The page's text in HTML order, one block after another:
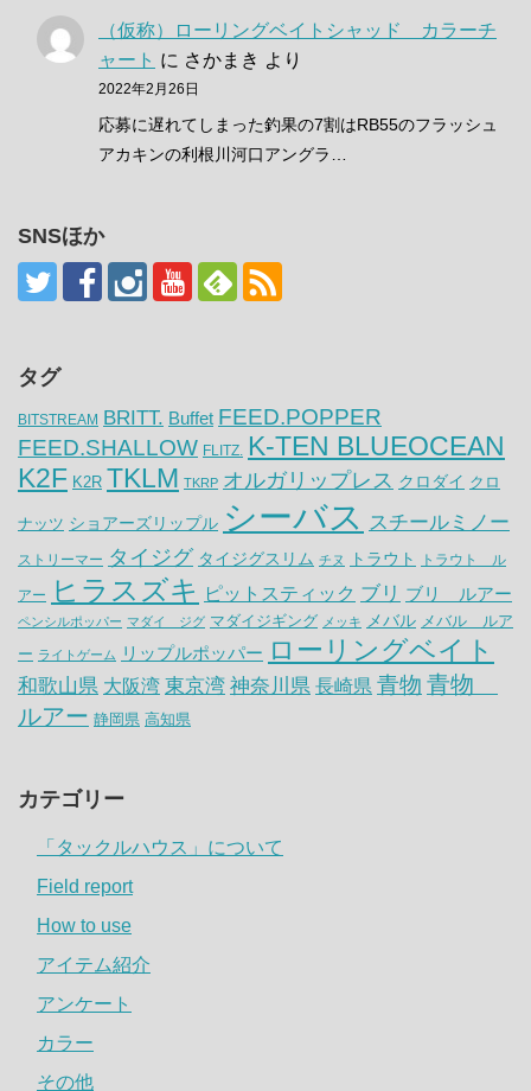
（仮称）ローリングベイトシャッド カラーチ
ャート に さかまき より
2022年2月26日
応募に遅れてしまった釣果の7割はRB55のフラッシュ
アカキンの利根川河口アングラ…
SNSほか
タグ
BITSTREAM BRITT. Buffet FEED.POPPER
FEED.SHALLOW FLITZ.
K-TEN BLUEOCEAN
K2F K2R TKLM TKRP オルガリップレス クロダイ クロ
ナッツ ショアーズリップル シーバス スチールミノー
ストリーマー タイジグ タイジグスリム チヌ トラウト トラウト ル
アー ヒラスズキ ピットスティック ブリ ブリ ルアー
ペンシルポッパー マダイ ジグ マダイジギング メッキ メバル メバル ルア
ー ライトゲーム リップルポッパー ローリングベイト
和歌山県 大阪湾 東京湾 神奈川県 長崎県 青物 青物
ルアー 静岡県 高知県
カテゴリー
「タックルハウス」について
Field report
How to use
アイテム紹介
アンケート
カラー
その他